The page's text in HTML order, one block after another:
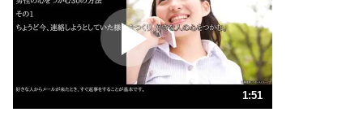
プラス思考
ポジティブになれない原因は、行動しないから。
ポジティブ思考になる30の方法
ストレス対策
人生、なんとかなるもの。
気楽に生きる30の方法
1:51